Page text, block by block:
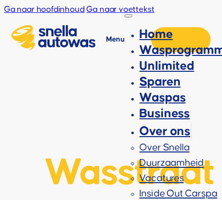
Ga naar hoofdinhoud Ga naar voettekst
Menu
Home
Unlimited
Sparen
Waspas
Business
Over ons
Over Snella
Duurzaamheid
Vacatures
Inside Out Carspa
Wasstraat